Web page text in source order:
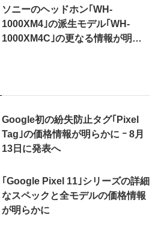
ソニーのヘッドホン｢WH-
1000XM4｣の派生モデル｢WH-
1000XM4C｣の更なる情報が明ら
Google初の紛失防止タグ｢Pixel
Tag｣の価格情報が明らかに ｰ 8月
13日に発表へ
｢Google Pixel 11｣シリーズの詳細
なスペックと全モデルの価格情報
が明らかに